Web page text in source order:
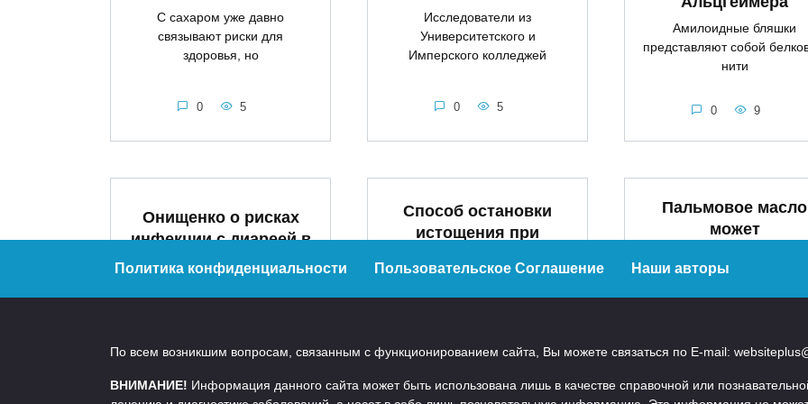
С сахаром уже давно
связывают риски для
здоровья, но
0 5
Исследователи из
Университетского и
Имперского колледжей
0 5
Амилоидные бляшки
представляют собой
нити
0 9
Онищенко о рисках
инфекции с диареей в
России
0 14
Способ остановки
истощения при
разработан учеными
технологий
Пальмовое масло
может
лечению зубов и
регенерации
масла
Политика конфиденциальности Пользовательское Соглашение Наши авторы
По всем возникшим вопросам, связанным с функционированием сайта, Вы можете связаться по E-mail:
ВНИМАНИЕ! Информация данного сайта может быть использована лишь в качестве справочной или